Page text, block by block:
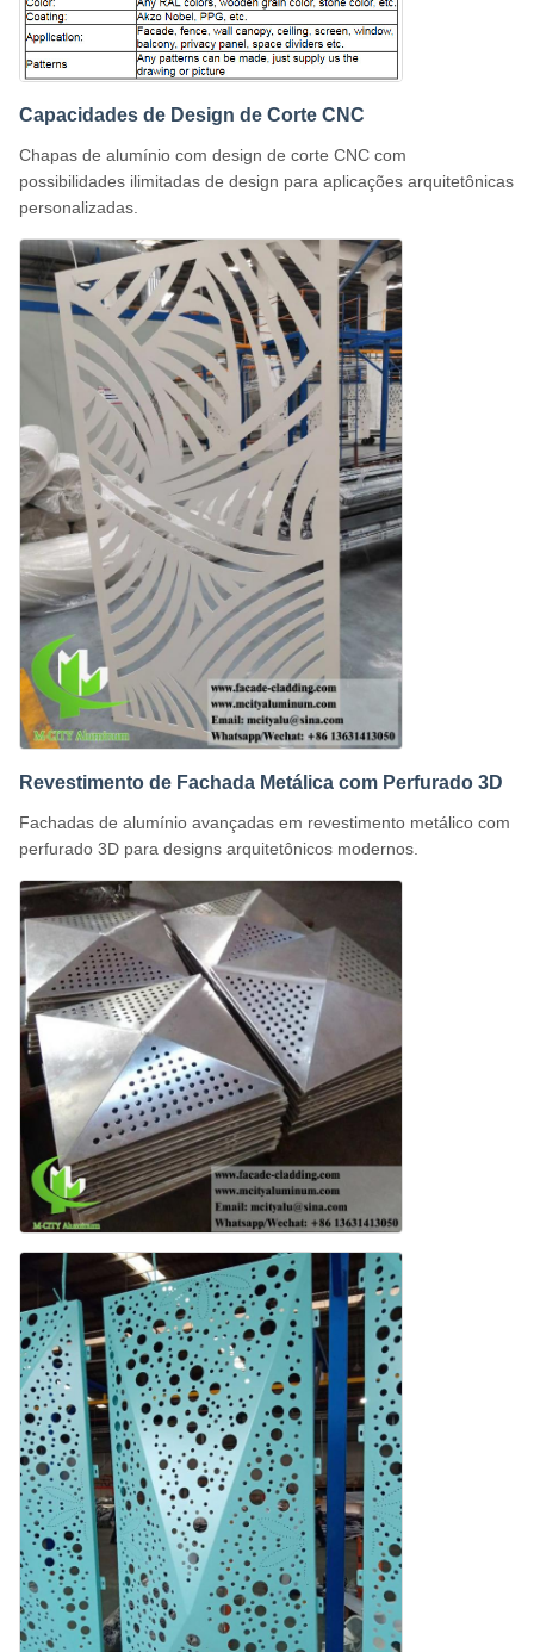
Capacidades de Design de Corte CNC
Chapas de alumínio com design de corte CNC com
possibilidades ilimitadas de design para aplicações arquitetônicas
personalizadas.
Revestimento de Fachada Metálica com Perfurado 3D
Fachadas de alumínio avançadas em revestimento metálico com
perfurado 3D para designs arquitetônicos modernos.